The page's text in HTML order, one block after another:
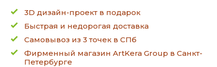
3D дизайн-проект в подарок
Быстрая и недорогая доставка
Самовывоз из 3 точек в СПб
Фирменный магазин ArtKera Group в Санкт-
Петербурге